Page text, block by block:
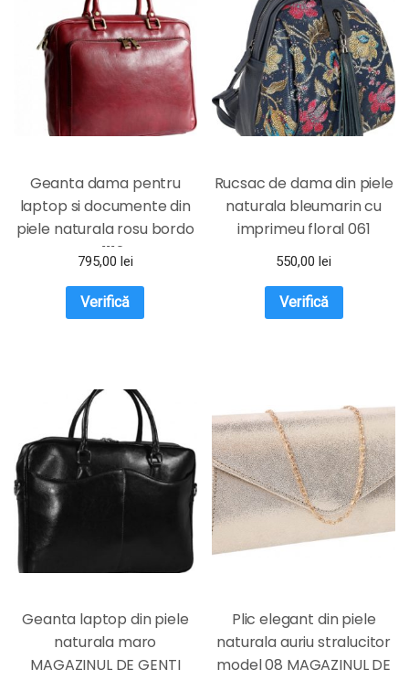
Geanta dama pentru
laptop si documente din
piele naturala rosu bordo
DFS1112D
795,00 lei
Verifică
Rucsac de dama din piele
naturala bleumarin cu
imprimeu floral 061
MAGAZINUL DE GENTI
550,00lei
Verifică
Geanta laptop din piele
naturala maro
MAGAZINUL DE GENTI
Plic elegant din piele
naturala auriu stralucitor
model 08 MAGAZINUL DE